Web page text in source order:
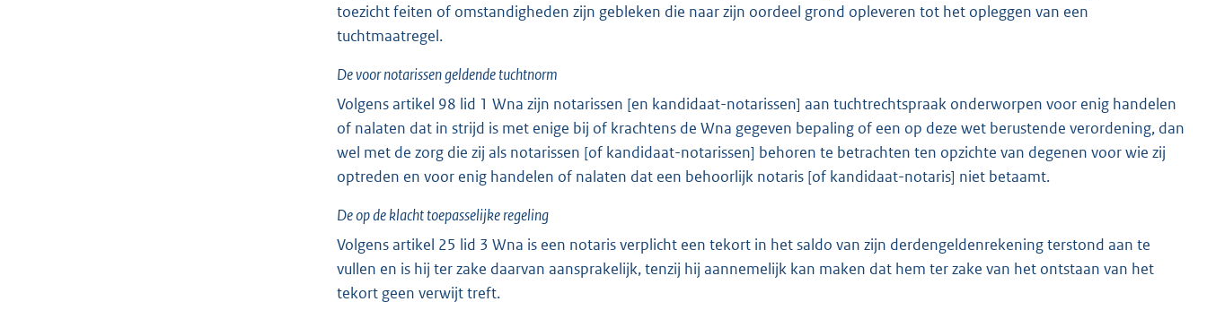
toezicht feiten of omstandigheden zijn gebleken die naar zijn oordeel grond opleveren tot het opleggen van een
tuchtmaatregel.
De voor notarissen geldende tuchtnorm
Volgens artikel 98 lid 1 Wna zijn notarissen [en kandidaat-notarissen] aan tuchtrechtspraak onderworpen voor enig handelen
of nalaten dat in strijd is met enige bij of krachtens de Wna gegeven bepaling of een op deze wet berustende verordening, dan
wel met de zorg die zij als notarissen [of kandidaat-notarissen] behoren te betrachten ten opzichte van degenen voor wie zij
optreden en voor enig handelen of nalaten dat een behoorlijk notaris [of kandidaat-notaris] niet betaamt.
De op de klacht toepasselijke regeling
Volgens artikel 25 lid 3 Wna is een notaris verplicht een tekort in het saldo van zijn derdengeldenrekening terstond aan te
vullen en is hij ter zake daarvan aansprakelijk, tenzij hij aannemelijk kan maken dat hem ter zake van het ontstaan van het
tekort geen verwijt treft.